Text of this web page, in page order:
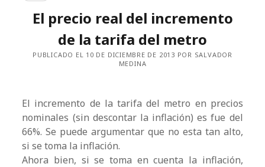
laterallateral
El precio real del incremento
de la tarifa del metro
PUBLICADO EL 10 DE DICIEMBRE DE 2013 POR SALVADOR
MEDINA
El incremento de la tarifa del metro en precios
nominales (sin descontar la inflación) es fue del
66%. Se puede argumentar que no esta tan alto,
si se toma la inflación.
Ahora bien, si se toma en cuenta la inflación,